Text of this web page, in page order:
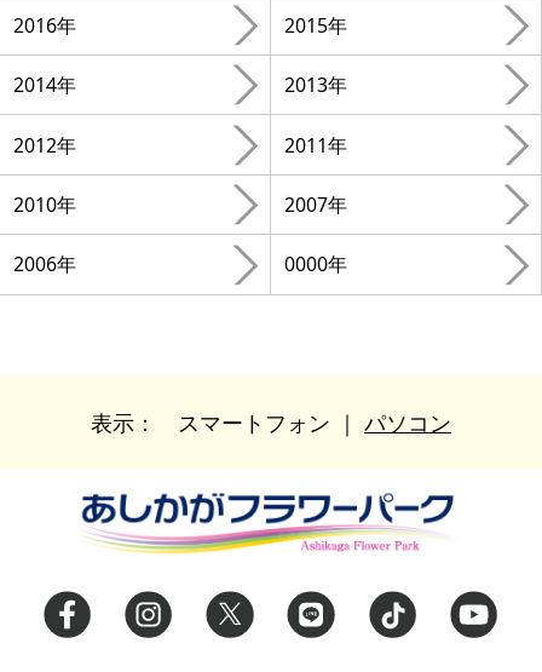
2016年 2015年
2014年 2013年
2012年 2011年
2010年 2007年
2006年 0000年
表示： スマートフォン ｜ パソコン